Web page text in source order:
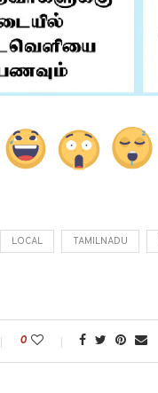
LOCAL TAMILNADU
0